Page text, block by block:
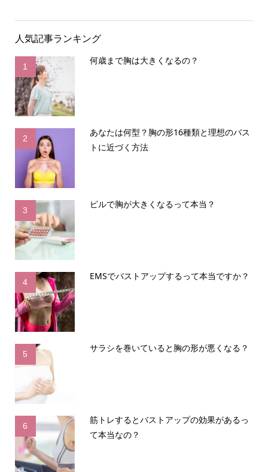
人気記事ランキング
1
何歳まで胸は大きくなるの？
2
あなたは何型？胸の形16種類と理想のバス
トに近づく方法
3
ピルで胸が大きくなるって本当？
4
EMSでバストアップするって本当ですか？
5
サラシを巻いていると胸の形が悪くなる？
6
筋トレするとバストアップの効果があるっ
て本当なの？